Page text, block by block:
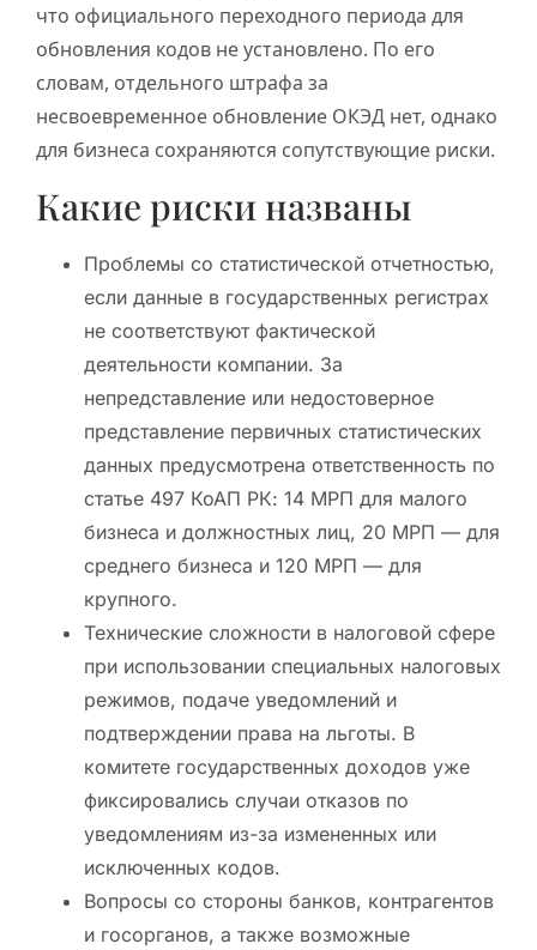
что официального переходного периода для
обновления кодов не установлено. По его
словам, отдельного штрафа за
несвоевременное обновление ОКЭД нет, однако
для бизнеса сохраняются сопутствующие риски.
Какие риски названы
Проблемы со статистической отчетностью,
если данные в государственных регистрах
не соответствуют фактической
деятельности компании. За
непредставление или недостоверное
представление первичных статистических
данных предусмотрена ответственность по
статье 497 КоАП РК: 14 МРП для малого
бизнеса и должностных лиц, 20 МРП — для
среднего бизнеса и 120 МРП — для
крупного.
Технические сложности в налоговой сфере
при использовании специальных налоговых
режимов, подаче уведомлений и
подтверждении права на льготы. В
комитете государственных доходов уже
фиксировались случаи отказов по
уведомлениям из-за измененных или
исключенных кодов.
Вопросы со стороны банков, контрагентов
и госорганов, а также возможные